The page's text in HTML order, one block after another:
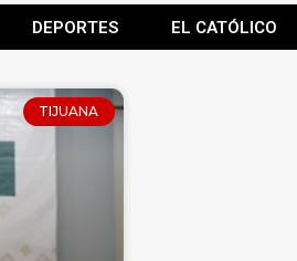
DEPORTES EL CATÓLICO
TIJUANA